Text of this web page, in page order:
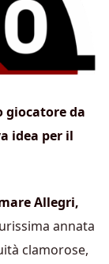
giocatore da
idea per il
Allegri,
annata
clamorose,